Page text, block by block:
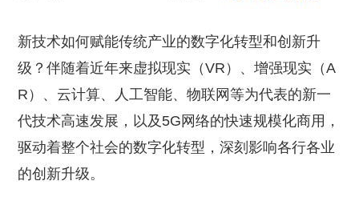
新技术如何赋能传统产业的数字化转型和创新升
级？伴随着近年来虚拟现实（VR）、增强现实（A
R）、云计算、人工智能、物联网等为代表的新一
代技术高速发展，以及5G网络的快速规模化商用，
驱动着整个社会的数字化转型，深刻影响各行各业
的创新升级。